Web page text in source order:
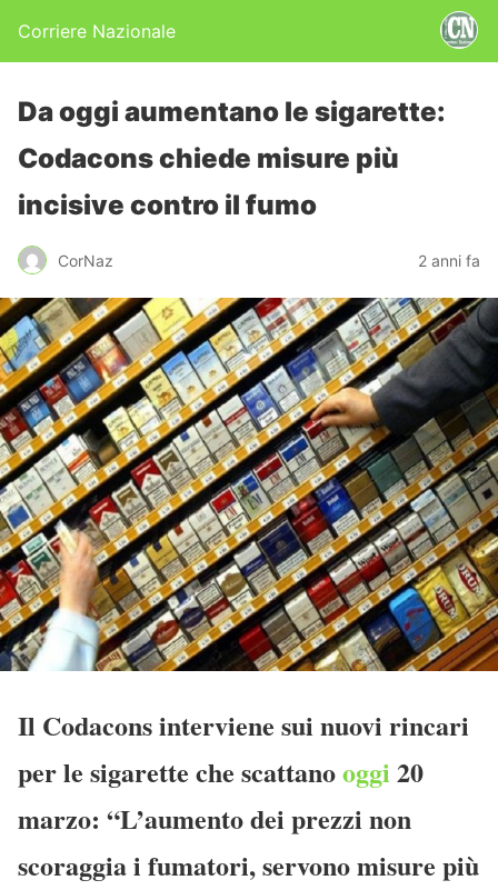
Corriere Nazionale
Da oggi aumentano le sigarette:
Codacons chiede misure più
incisive contro il fumo
CorNaz 2 anni fa
Il Codacons interviene sui nuovi rincari
per le sigarette che scattanooggi 20
marzo: “L’aumento dei prezzi non
scoraggia i fumatori, servono misure più